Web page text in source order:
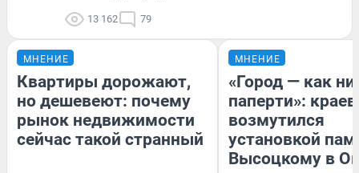
13 162 79
МНЕНИЕ
Квартиры дорожают,
но дешевеют: почему
рынок недвижимости
сейчас такой странный
МНЕНИЕ
«Город — как
паперти»:
возмутился
установкой
Высоцкому в